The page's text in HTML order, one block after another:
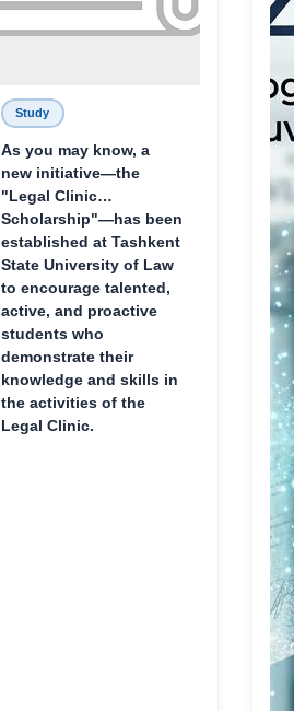
Study
As you may know, a
new initiative—the
"Legal Clinic
Scholarship"—has been
established at Tashkent
State University of Law
to encourage talented,
active, and proactive
students who
demonstrate their
knowledge and skills in
the activities of the
Legal Clinic.